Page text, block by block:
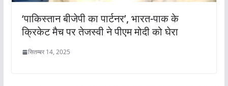
‘पाकिस्तान बीजेपी का पार्टनर’, भारत-पाक के
क्रिकेट मैच पर तेजस्वी ने पीएम मोदी को घेरा
सितम्बर 14, 2025